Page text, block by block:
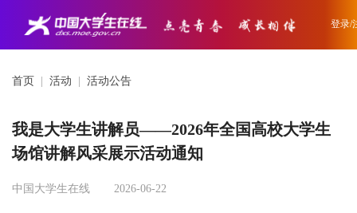
登录/
首页 活动 活动公告
我是大学生讲解员——2026年全国高校大学生
场馆讲解风采展示活动通知
中国大学生在线 2026-06-22